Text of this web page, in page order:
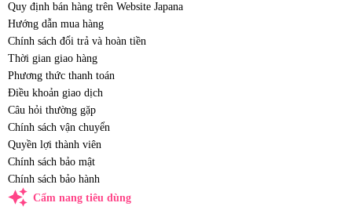
Quy định bán hàng trên Website Japana
Hướng dẫn mua hàng
Chính sách đổi trả và hoàn tiền
Thời gian giao hàng
Phương thức thanh toán
Điều khoản giao dịch
Câu hỏi thường gặp
Chính sách vận chuyển
Quyền lợi thành viên
Chính sách bảo mật
Chính sách bảo hành
auto_awesome Cẩm nang tiêu dùng